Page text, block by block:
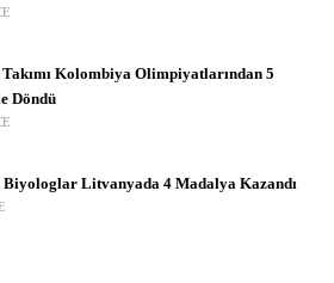
Kolombiya Olimpiyatlarından 5
Döndü
Biyologlar Litvanyada 4 Madalya Kazandı